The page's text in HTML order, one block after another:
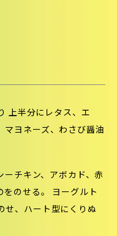
上半分にレタス、エ
マヨネーズ、わさび醤油
ーチキン、アボカド、赤
をのせる。 ヨーグルト
せ、ハート型にくりぬ